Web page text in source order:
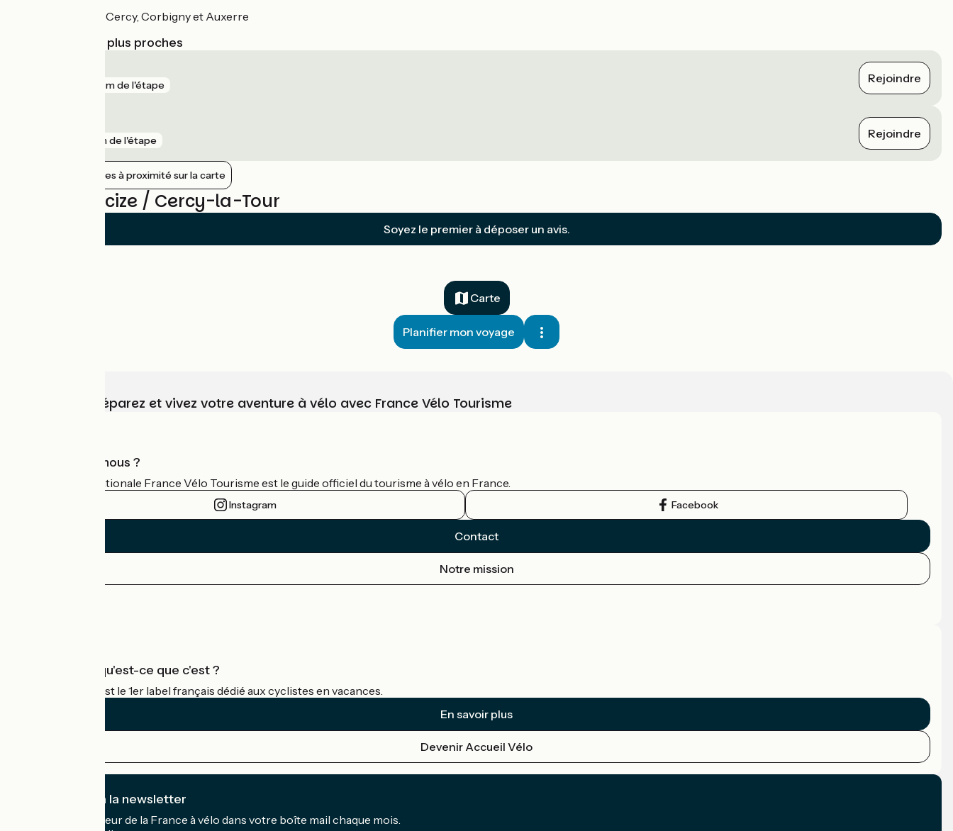
Pas de train entre Cercy, Corbigny et Auxerre
Gares SNCF les plus proches
129 m de l'étape Rejoindre
1 km de l'étape Rejoindre
Afficher les gares à proximité sur la carte
Avis sur Decize / Cercy-la-Tour
Soyez le premier à déposer un avis.
Carte
Planifier mon voyage
Choisissez, préparez et vivez votre aventure à vélo avec France Vélo Tourisme
Qui sommes-nous ?
L'association nationale France Vélo Tourisme est le guide officiel du tourisme à vélo en France.
Instagram Facebook
Contact
Notre mission
Accueil Vélo qu'est-ce que c'est ?
Accueil Vélo c'est le 1er label français dédié aux cyclistes en vacances.
En savoir plus
Devenir Accueil Vélo
Je m'abonne à la newsletter
Recevez le meilleur de la France à vélo dans votre boîte mail chaque mois.